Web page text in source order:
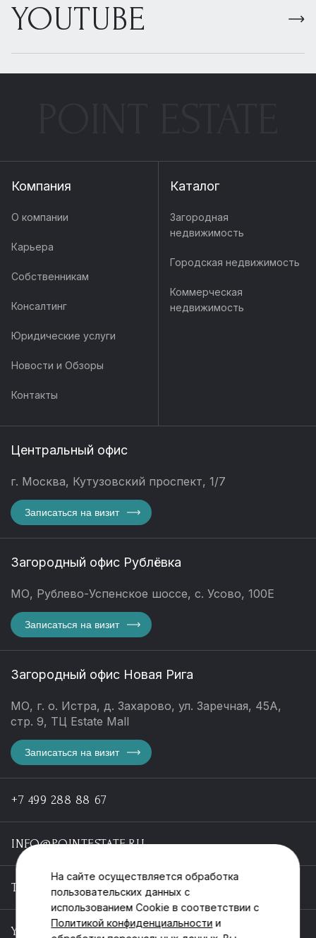
YOUTUBE
Компания
О компании
Карьера
Собственникам
Консалтинг
Юридические услуги
Новости и Обзоры
Контакты
Каталог
Загородная
недвижимость
Городская недвижимость
Коммерческая
недвижимость
Центральный офис
г. Москва, Кутузовский проспект, 1/7
Записаться на визит
Загородный офис Рублёвка
МО, Рублево-Успенское шоссе, с. Усово, 100Е
Записаться на визит
Загородный офис Новая Рига
МО, г. о. Истра, д. Захарово, ул. Заречная, 45А,
стр. 9, ТЦ Estate Mall
Записаться на визит
+7 499 288 88 67
INFO@POINTESTATE.RU
TELEGRAM
YOUTUBE
На сайте осуществляется обработка
пользовательских данных с
использованием Cookie в соответствии с
Политикой конфиденциальности и